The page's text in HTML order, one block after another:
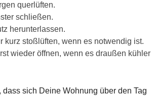
querlüften.
schließen.
herunterlassen.
kurz stoßlüften, wenn es notwendig ist.
wieder öffnen, wenn es draußen kühler
dass sich Deine Wohnung über den Tag